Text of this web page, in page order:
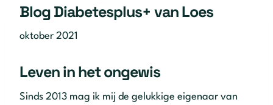
Blog Diabetesplus+ van Loes
oktober 2021
Leven in het ongewis
Sinds 2013 mag ik mij de gelukkige eigenaar van